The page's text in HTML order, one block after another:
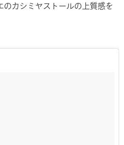
のカシミヤストールの上質感を